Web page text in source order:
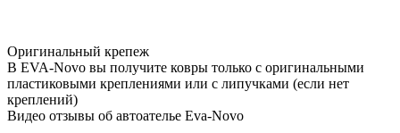
Оригинальный крепеж
В EVA-Novo вы получите ковры только с оригинальными
пластиковыми креплениями или с липучками (если нет
креплений)
Видео отзывы об автоателье Eva-Novo